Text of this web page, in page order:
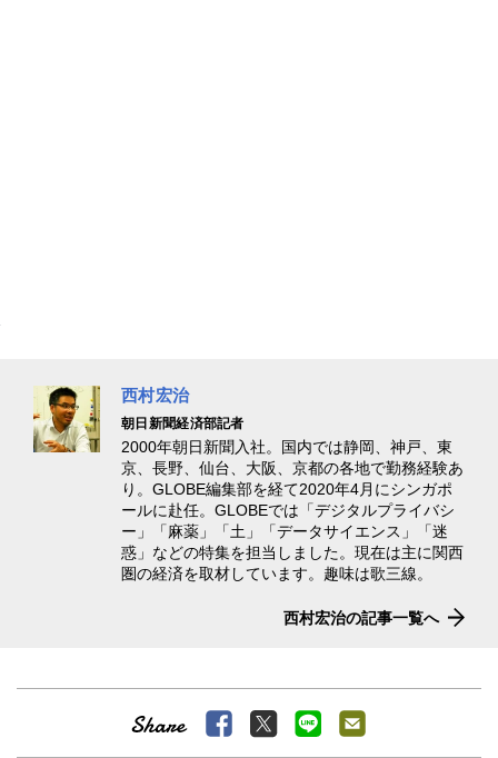
西村宏治
朝日新聞経済部記者
2000年朝日新聞入社。国内では静岡、神戸、東
京、長野、仙台、大阪、京都の各地で勤務経験あ
り。GLOBE編集部を経て2020年4月にシンガポ
ールに赴任。GLOBEでは「デジタルプライバシ
ー」「麻薬」「土」「データサイエンス」「迷
惑」などの特集を担当しました。現在は主に関西
圏の経済を取材しています。趣味は歌三線。
西村宏治の記事一覧へ